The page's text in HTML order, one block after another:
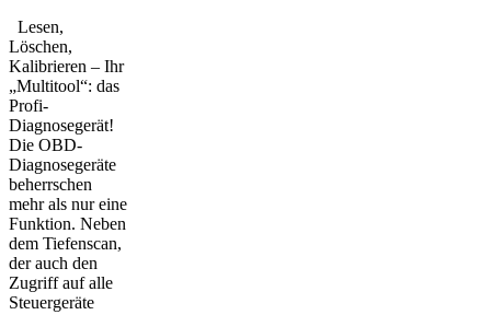
Lesen,
Löschen,
Kalibrieren – Ihr
„Multitool“: das
Profi-
Diagnosegerät!
Die OBD-
Diagnosegeräte
beherrschen
mehr als nur eine
Funktion. Neben
dem Tiefenscan,
der auch den
Zugriff auf alle
Steuergeräte